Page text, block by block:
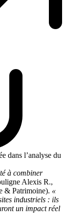
dans l’analyse du
à combiner
Alexis R.,
& Patrimoine). «
industriels : ils
un impact réel